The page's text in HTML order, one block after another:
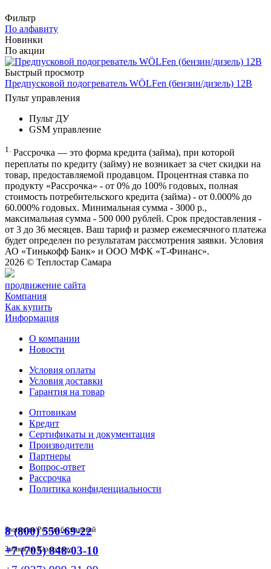
Фильтр
По алфавиту
Новинки
По акции
Быстрый просмотр
Предпусковой подогреватель WÖLFen (бензин/дизель) 12В
Пульт управления
Пульт ДУ
GSM управление
1. Рассрочка — это форма кредита (займа), при которой
переплаты по кредиту (займу) не возникает за счет скидки на
товар, предоставляемой продавцом. Процентная ставка по
продукту «Рассрочка» - от 0% до 100% годовых, полная
стоимость потребительского кредита (займа) - от 0.000% до
60.000% годовых. Минимальная сумма - 3000 р.,
максимальная сумма - 500 000 рублей. Срок предоставления -
от 3 до 36 месяцев. Ваш тариф и размер ежемесячного платежа
будет определен по результатам рассмотрения заявки. Условия
АО «Тинькофф Банк» и ООО МФК «Т-Финанс».
2026 © Теплостар Самара
продвижение сайта
Компания
Как купить
Информация
О компании
Новости
Условия оплаты
Условия доставки
Гарантия на товар
Оптовикам
Кредит
Сертификаты и документация
Производители
Партнеры
Вопрос-ответ
Рассрочка
Политика конфиденциальности
8 (800) 550-69-22
Звонок по России бесплатный
+7 (705) 848-03-10
Звонок по Казахстану